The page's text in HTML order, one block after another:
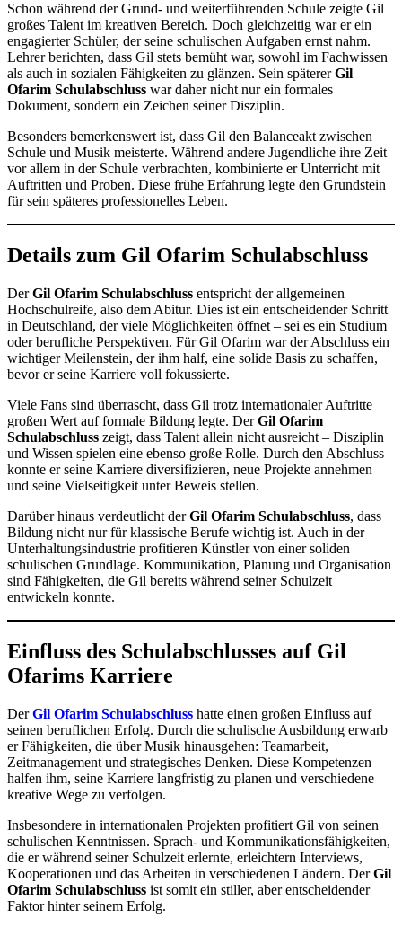
Schon während der Grund- und weiterführenden Schule zeigte Gil
großes Talent im kreativen Bereich. Doch gleichzeitig war er ein
engagierter Schüler, der seine schulischen Aufgaben ernst nahm.
Lehrer berichten, dass Gil stets bemüht war, sowohl im Fachwissen
als auch in sozialen Fähigkeiten zu glänzen. Sein spätererGil
Ofarim Schulabschluss war daher nicht nur ein formales
Dokument, sondern ein Zeichen seiner Disziplin.
Besonders bemerkenswert ist, dass Gil den Balanceakt zwischen
Schule und Musik meisterte. Während andere Jugendliche ihre Zeit
vor allem in der Schule verbrachten, kombinierte er Unterricht mit
Auftritten und Proben. Diese frühe Erfahrung legte den Grundstein
für sein späteres professionelles Leben.
Details zum Gil Ofarim Schulabschluss
DerGil Ofarim Schulabschluss entspricht der allgemeinen
Hochschulreife, also dem Abitur. Dies ist ein entscheidender Schritt
in Deutschland, der viele Möglichkeiten öffnet – sei es ein Studium
oder berufliche Perspektiven. Für Gil Ofarim war der Abschluss ein
wichtiger Meilenstein, der ihm half, eine solide Basis zu schaffen,
bevor er seine Karriere voll fokussierte.
Viele Fans sind überrascht, dass Gil trotz internationaler Auftritte
großen Wert auf formale Bildung legte. DerGil Ofarim
Schulabschluss zeigt, dass Talent allein nicht ausreicht – Disziplin
und Wissen spielen eine ebenso große Rolle. Durch den Abschluss
konnte er seine Karriere diversifizieren, neue Projekte annehmen
und seine Vielseitigkeit unter Beweis stellen.
Darüber hinaus verdeutlicht derGil Ofarim Schulabschluss, dass
Bildung nicht nur für klassische Berufe wichtig ist. Auch in der
Unterhaltungsindustrie profitieren Künstler von einer soliden
schulischen Grundlage. Kommunikation, Planung und Organisation
sind Fähigkeiten, die Gil bereits während seiner Schulzeit
entwickeln konnte.
Einfluss des Schulabschlusses auf Gil
Ofarims Karriere
DerGil Ofarim Schulabschluss hatte einen großen Einfluss auf
seinen beruflichen Erfolg. Durch die schulische Ausbildung erwarb
er Fähigkeiten, die über Musik hinausgehen: Teamarbeit,
Zeitmanagement und strategisches Denken. Diese Kompetenzen
halfen ihm, seine Karriere langfristig zu planen und verschiedene
kreative Wege zu verfolgen.
Insbesondere in internationalen Projekten profitiert Gil von seinen
schulischen Kenntnissen. Sprach- und Kommunikationsfähigkeiten,
die er während seiner Schulzeit erlernte, erleichtern Interviews,
Kooperationen und das Arbeiten in verschiedenen Ländern. DerGil
Ofarim Schulabschluss ist somit ein stiller, aber entscheidender
Faktor hinter seinem Erfolg.